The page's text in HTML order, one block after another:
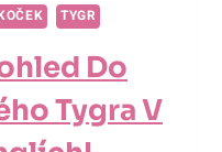
TYGR
Do
Tygra V